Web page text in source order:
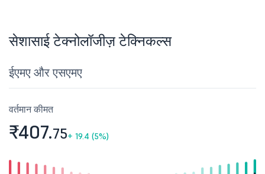
सेशासाई टेक्नोलॉजीज़ टेक्निकल्स
ईएमए और एसएमए
वर्तमान कीमत
₹407.75+ 19.4 (5%)